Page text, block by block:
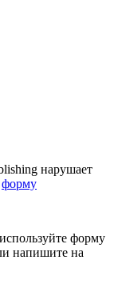
нарушает
форму
форму
напишите на